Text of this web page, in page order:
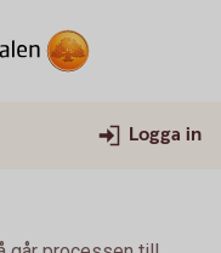
Logga in